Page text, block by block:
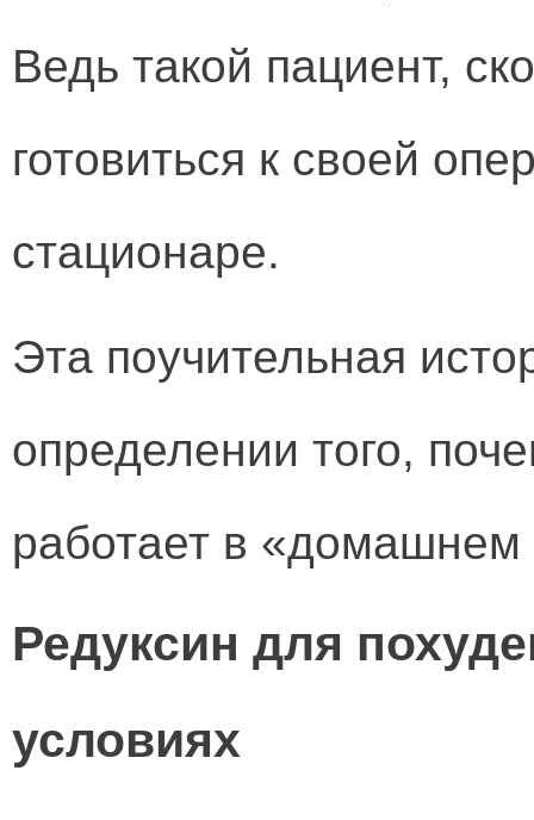
Ведь такой пациент,
готовиться к своей
стационаре.
Эта поучительная
определении того,
работает в «домашнем
Редуксин для
условиях